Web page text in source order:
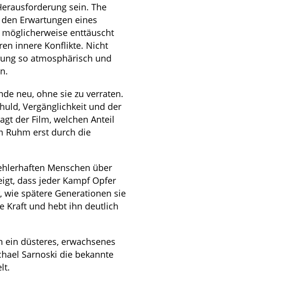
sein. The
Erwartungen eines
enttäuscht
innere Konflikte. Nicht
so atmosphärisch und
neu, ohne sie zu verraten.
Vergänglichkeit und der
der Film, welchen Anteil
Ruhm erst durch die
Menschen über
dass jeder Kampf Opfer
spätere Generationen sie
Kraft und hebt ihn deutlich
düsteres, erwachsenes
Sarnoski die bekannte